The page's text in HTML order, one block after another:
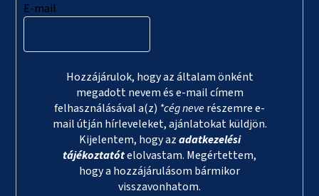
E-mail
Hozzájárulok, hogy az általam önként
megadott nevem és e-mail címem
felhasználásával a(z) *cég neverészemre e-
mail útján hírleveleket, ajánlatokat küldjön.
Kijelentem, hogy azadatkezelési
tájékoztatótelolvastam. Megértettem,
hogy a hozzájárulásom bármikor
visszavonhatom.